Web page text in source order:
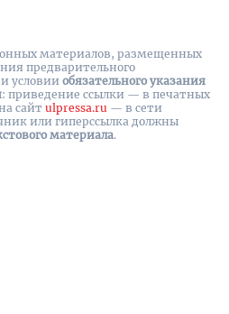
материалов, размещенных
предварительного
условии обязательного указания
: приведение ссылки — в печатных
cайт ulpressa.ru — в сети
или гиперссылка должны
материала.